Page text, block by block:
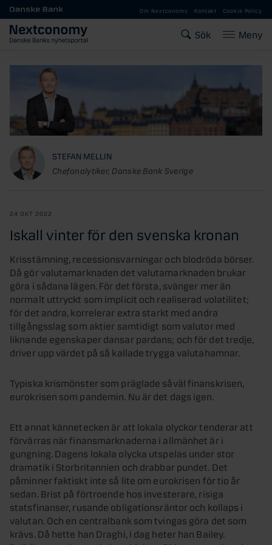
Gå till huvudinnehåll
Om Nextconomy Kontakt Cookie Policy
Sök Meny
STEFAN MELLIN
Chefanalytiker, Danske Bank Sverige
24 OKT 2022
Iskall vinter för den svenska kronan
Krisstämning, recessionsvarningar och blodröda börser.
Då gör valutamarknaden det valutamarknaden brukar
göra i sådana lägen. För det första, svänger mer än
normalt uttryckt som implicit och realiserad volatilitet;
för det andra, korrelerar extra starkt med andra
tillgångsslag som aktier samtidigt som valutor med
liknande egenskaper dansar pardans; och för det tredje,
driver upp värdet på så kallade trygga valutahamnar.
Typiska krismönster som präglade såväl finanskrisen,
eurokrisen som pandemin. Nu är det dags igen.
Ett annat kännetecken är att lokala olyckor tenderar att
förvärras när finansmarknaderna i allmänhet är i
gungning. Dagens lokala olycka utspelas under stor
dramatik i Storbritannien och drabbar pundet. Det
påminner faktiskt inte så lite om eurokrisen för tio år
sedan. Brist på förtroende hos investerare, risiga
statsfinanser, rusande obligationsräntor och kollaps i
valutan. Och en centralbank som tvingas göra det som
krävs. Då hette han Draghi, i dag heter han Bailey.